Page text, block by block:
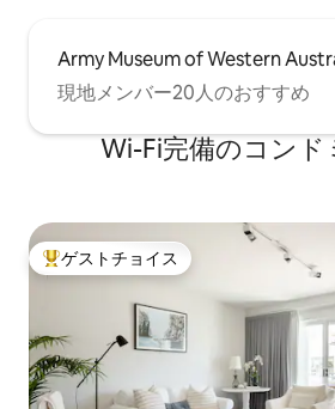
Army Museum of Western
現地メンバー20人のおすすめ
Wi-Fi完備のコンド
大好評のゲストチョイスです。
ゲストチョイス